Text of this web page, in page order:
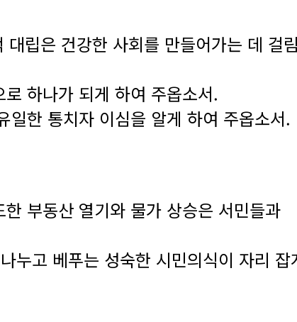
립은 건강한 사회를 만들어가는 데 걸
하나가 되게 하여 주옵소서.
일한 통치자 이심을 알게 하여 주옵소서.
부동산 열기와 물가 상승은 서민들과
누고 베푸는 성숙한 시민의식이 자리 잡